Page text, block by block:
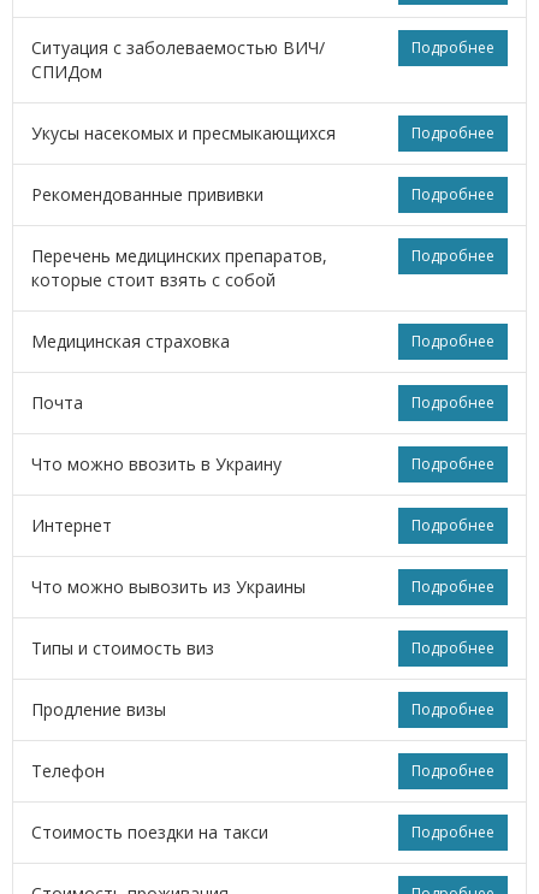
Подробнее
Ситуация с заболеваемостью ВИЧ/
СПИДом
Подробнее
Укусы насекомых и пресмыкающихся
Подробнее
Рекомендованные прививки
Подробнее
Перечень медицинских препаратов,
которые стоит взять с собой
Подробнее
Медицинская страховка
Подробнее
Почта
Подробнее
Что можно ввозить в Украину
Подробнее
Интернет
Подробнее
Что можно вывозить из Украины
Подробнее
Типы и стоимость виз
Подробнее
Продление визы
Подробнее
Телефон
Подробнее
Стоимость поездки на такси